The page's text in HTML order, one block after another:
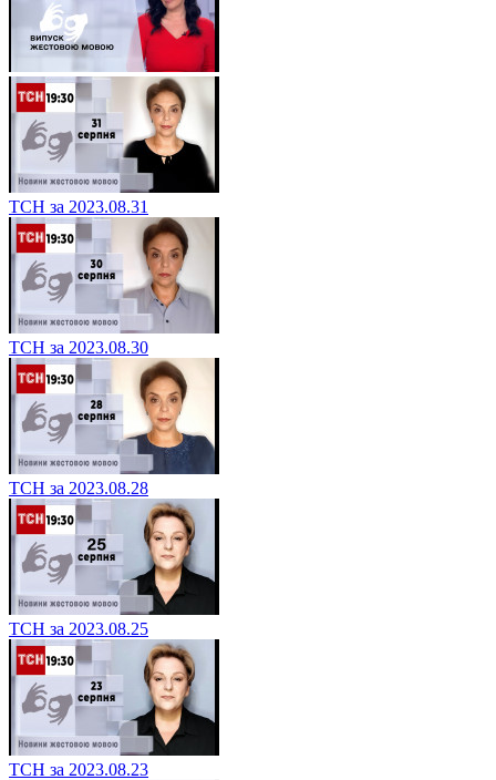
ТСН за 2023.08.31
ТСН за 2023.08.30
ТСН за 2023.08.28
ТСН за 2023.08.25
ТСН за 2023.08.23